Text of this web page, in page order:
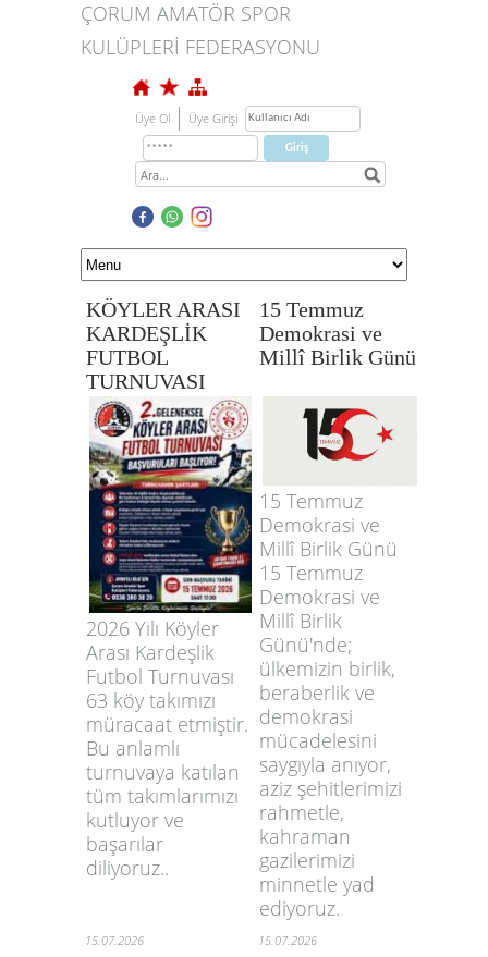
ÇORUM AMATÖR SPOR
KULÜPLERİ FEDERASYONU
Üye Ol Üye Girişi
KÖYLER ARASI
KARDEŞLİK
FUTBOL
TURNUVASI
15 Temmuz
Demokrasi ve
Millî Birlik Günü
2026 Yılı Köyler
Arası Kardeşlik
Futbol Turnuvası
63 köy takımızı
müracaat etmiştir.
Bu anlamlı
turnuvaya katılan
tüm takımlarımızı
kutluyor ve
başarılar
diliyoruz..
15 Temmuz
Demokrasi ve
Millî Birlik Günü
15 Temmuz
Demokrasi ve
Millî Birlik
Günü'nde;
ülkemizin birlik,
beraberlik ve
demokrasi
mücadelesini
saygıyla anıyor,
aziz şehitlerimizi
rahmetle,
kahraman
gazilerimizi
minnetle yad
ediyoruz.
15.07.2026 15.07.2026